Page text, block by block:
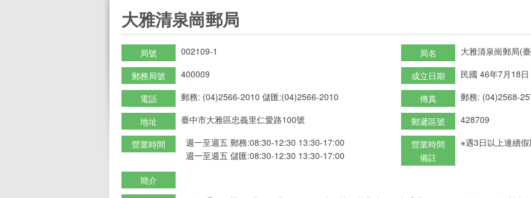
大雅清泉崗郵局
局號 002109-1 局名 大雅清泉崗郵局(
郵務局號 400009 成立日期 民國 46年7月18日
電話 郵務: (04)2566-2010 儲匯:(04)2566-2010 傳真 郵務: (04)2568-
地址 臺中市大雅區忠義里仁愛路100號 郵遞區號 428709
營業時間
週一至週五 郵務:08:30-12:30 13:30-17:00
週一至週五 儲匯:08:30-12:30 13:30-17:00
營業時間
備註
※遇3日以上連續假
簡介